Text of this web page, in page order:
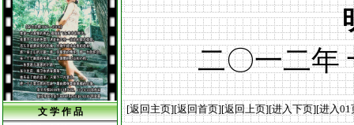
文 学 作 品
二〇一二年
[返回主页][返回首页][返回上页][进入下页][进入01